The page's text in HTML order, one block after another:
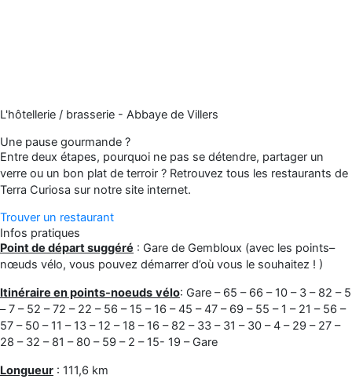
L'hôtellerie / brasserie - Abbaye de Villers
Une pause gourmande ?
Entre deux étapes, pourquoi ne pas se détendre, partager un
verre ou un bon plat de terroir ? Retrouvez tous les restaurants de
Terra Curiosa sur notre site internet.
Trouver un restaurant
Infos pratiques
Point de départ suggéré : Gare de Gembloux (avec les points–
nœuds vélo, vous pouvez démarrer d’où vous le souhaitez ! )
Itinéraire en points-noeuds vélo: Gare – 65 – 66 – 10 – 3 – 82 – 5
– 7 – 52 – 72 – 22 – 56 – 15 – 16 – 45 – 47 – 69 – 55 – 1 – 21 – 56 –
57 – 50 – 11 – 13 – 12 – 18 – 16 – 82 – 33 – 31 – 30 – 4 – 29 – 27 –
28 – 32 – 81 – 80 – 59 – 2 – 15- 19 – Gare
Longueur : 111,6 km